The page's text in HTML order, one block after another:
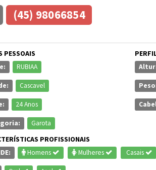
(45) 98066854
PESSOAIS
RUBIAA
Cascavel
24 Anos
Garota
PROFISSIONAIS
Homens Mulheres Casais